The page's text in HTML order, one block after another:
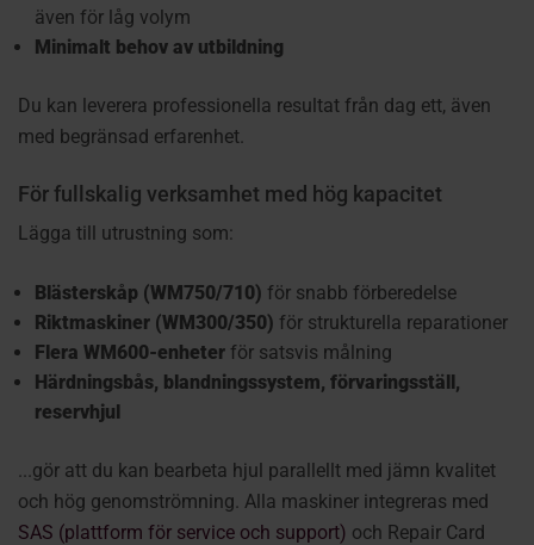
även för låg volym
Minimalt behov av utbildning
Du kan leverera professionella resultat från dag ett, även
med begränsad erfarenhet.
För fullskalig verksamhet med hög kapacitet
Lägga till utrustning som:
Blästerskåp (WM750/710) för snabb förberedelse
Riktmaskiner (WM300/350) för strukturella reparationer
Flera WM600-enheter för satsvis målning
Härdningsbås, blandningssystem, förvaringsställ,
reservhjul
...gör att du kan bearbeta hjul parallellt med jämn kvalitet
och hög genomströmning. Alla maskiner integreras med
SAS (plattform för service och support) och Repair Card